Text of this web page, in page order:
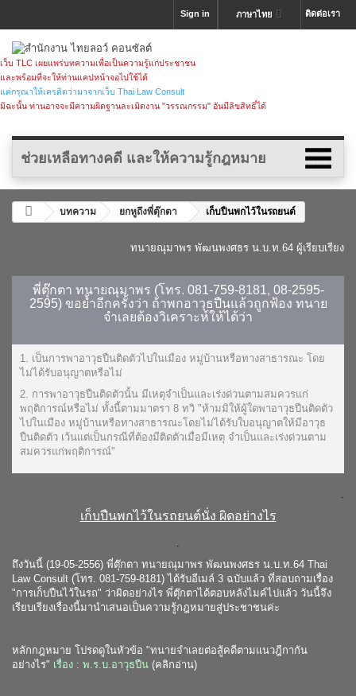
ติดต่อเรา
ภาษาไทย
Sign in
เว็บ TLC เผยแพร่บทความเพื่อเป็นความรู้แก่ประชาชน
และพร้อมที่จะให้ท่านแคปหน้าจอไปใช้ได้
แต่กรุณาให้เครดิตว่ามาจากเว็บ Thai Law Consult
มิฉะนั้น ท่านอาจจะมีความผิดฐานละเมิดงาน "วรรณกรรม" อันมีลิขสิทธิ์ได้
ช่วยเหลือทางคดี และให้ความรู้กฎหมาย
บทความ ยกหูถึงพี่ตุ๊กตา เก็บปืนพกไว้ในรถยนต์
ทนายณุมาพร พัฒนพงศธร น.บ.ท.64 ผู้เรียบเรียง
พี่ตุ๊กตา ทนายณุมาพร (โทร. 081-759-8181, 08-2595-
2595) ขอย้ำอีกครั้งว่า ถ้าพกอาวุธปืนแล้วถูกฟ้อง ทนาย
จำเลยต้องวิเคราะห์ให้ได้ว่า
1. เป็นการพาอาวุธปืนติดตัวไปในเมือง หมู่บ้านหรือทางสาธารณะ โดย
ไม่ได้รับอนุญาตหรือไม่
2. การพาอาวุธปืนติดตัวนั้น มีเหตุจำเป็นและเร่งด่วนตามสมควรแก่
พฤติการณ์หรือไม่ ทั้งนี้ตามมาตรา 8 ทวิ "ห้ามมิให้ผู้ใดพาอาวุธปืนติดตัว
ไปในเมือง หมู่บ้านหรือทางสาธารณะโดยไม่ได้รับใบอนุญาตให้มีอาวุธ
ปืนติดตัว เว้นแต่เป็นกรณีที่ต้องมีติดตัวเมื่อมีเหตุ จำเป็นและเร่งด่วนตาม
สมควรแก่พฤติการณ์"
.
เก็บปืนพกไว้ในรถยนต์นั่ง ผิดอย่างไร
.
ถึงวันนี้ (19-05-2556) พี่ตุ๊กตา ทนายณุมาพร พัฒนพงศธร น.บ.ท.64 Thai
Law Consult (โทร. 081-759-8181) ได้รับอีเมล์ 3 ฉบับแล้ว ที่สอบถามเรื่อง
"การเก็บปืนไว้ในรถ" ว่าผิดอย่างไร พี่ตุ๊กตาได้ตอบหลังไมค์ไปแล้ว วันนี้จึง
เรียบเรียงเรื่องนี้มานำเสนอเป็นความรู้กฎหมายสู่ประชาชนค่ะ
หลักกฎหมาย โปรดดูในหัวข้อ "ทนายจำเลยต่อสู้คดีตามแนวฎีกากัน
อย่างไร" เรื่อง : พ.ร.บ.อาวุธปืน (คลิกอ่าน)